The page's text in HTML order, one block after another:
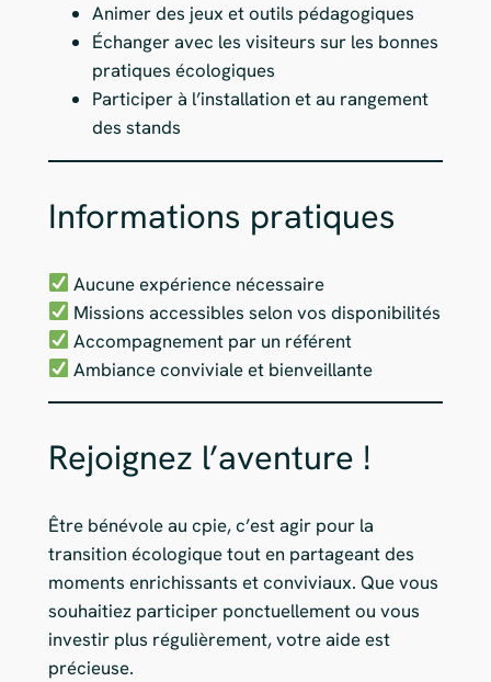
Animer des jeux et outils pédagogiques
Échanger avec les visiteurs sur les bonnes
pratiques écologiques
Participer à l’installation et au rangement
des stands
Informations pratiques
Aucune expérience nécessaire
Missions accessibles selon vos disponibilités
Accompagnement par un référent
Ambiance conviviale et bienveillante
Rejoignez l’aventure !
Être bénévole au cpie, c’est agir pour la
transition écologique tout en partageant des
moments enrichissants et conviviaux. Que vous
souhaitiez participer ponctuellement ou vous
investir plus régulièrement, votre aide est
précieuse.